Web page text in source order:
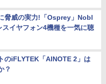
脅威の実力!「Osprey」Nobl
イヤフォン4機種を一気に聴
のiFLYTEK「AINOTE 2」は
？